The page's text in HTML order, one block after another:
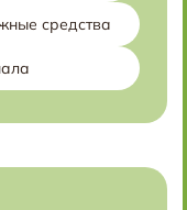
средства